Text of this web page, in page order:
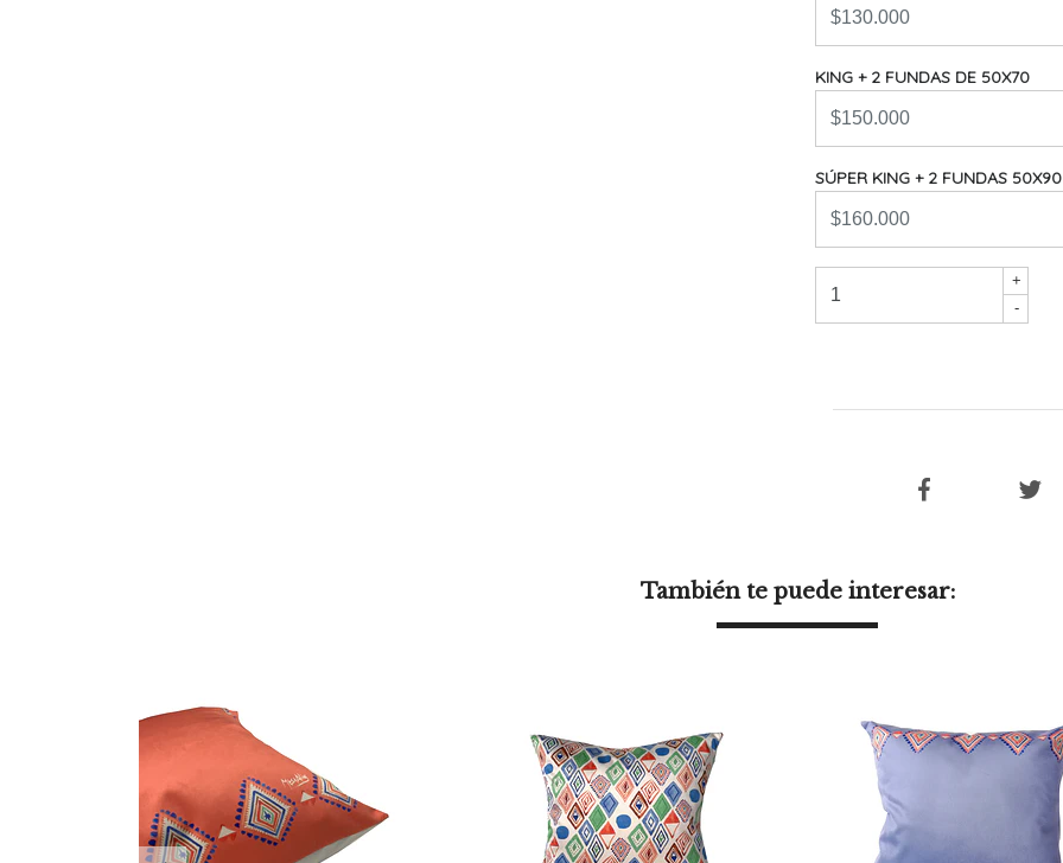
KING + 2 FUNDAS DE 50X70
SÚPER KING + 2 FUNDAS 50X90
+
-
También te puede interesar: